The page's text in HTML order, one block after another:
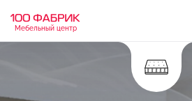
Мебельный центр